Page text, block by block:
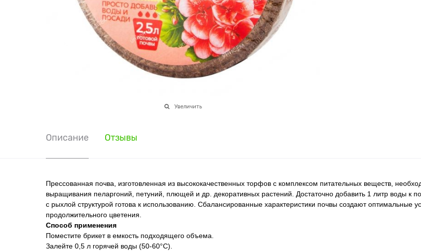
Увеличить
Описание Отзывы
Прессованная почва, изготовленная из высококачественных торфов с комплексом питательных веществ,
выращивания пеларгоний, петуний, плющей и др. декоративных растений. Достаточно добавить 1 литр воды к
с рыхлой структурой готова к использованию. Сбалансированные характеристики почвы создают оптимальные
продолжительного цветения.
Способ применения
Поместите брикет в емкость подходящего объема.
Залейте 0,5 л горячей воды (50-60°С).